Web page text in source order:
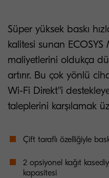
Süper yüksek baskı
kalitesi sunan
maliyetlerini oldukça
artırır. Bu çok yönlü
Wi-Fi Direkt''i
taleplerini karşılamak
Çift taraflı özelliğiyle
2 opsiyonel kağıt
kapasitesi